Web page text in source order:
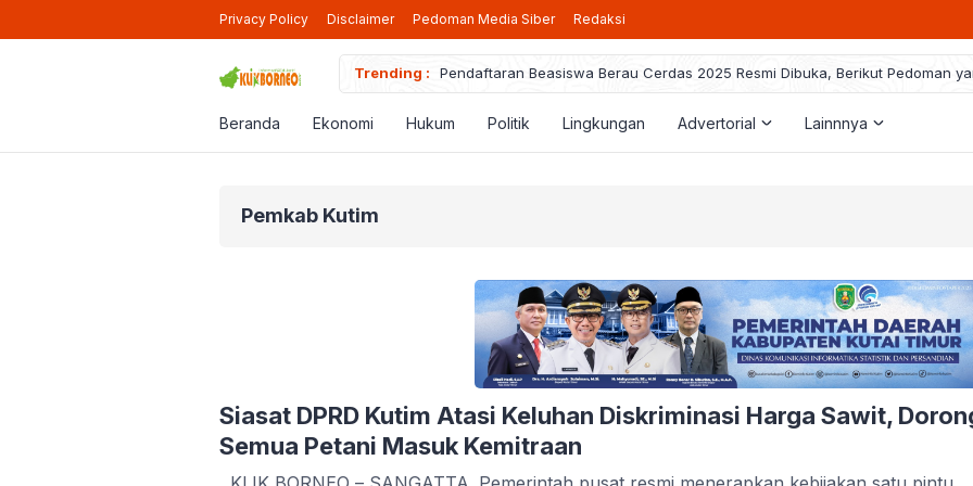
Privacy Policy Disclaimer Pedoman Media Siber Redaksi
Trending : Pendaftaran Beasiswa Berau Cerdas 2025 Resmi Dibuka, Berikut Pedoman
Beranda Ekonomi Hukum Politik Lingkungan Advertorial Lainnnya
Pemkab Kutim
Siasat DPRD Kutim Atasi Keluhan Diskriminasi Harga Sawit,
Semua Petani Masuk Kemitraan